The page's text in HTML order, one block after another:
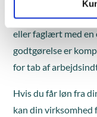
under kurset, hvis
eller faglært med en
godtgørelse er
for tab af
Hvis du får løn fra
kan din virksomhed